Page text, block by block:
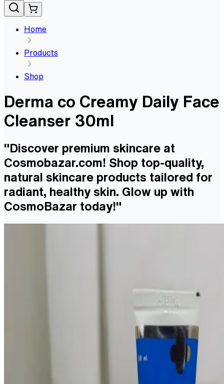
Home
Products
Shop
Derma co Creamy Daily Face
Cleanser 30ml
"Discover premium skincare at
Cosmobazar.com! Shop top-quality,
natural skincare products tailored for
radiant, healthy skin. Glow up with
CosmoBazar today!"